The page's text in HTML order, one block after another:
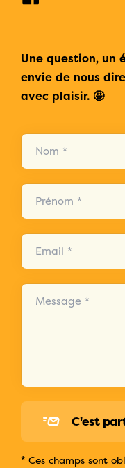
Une question, un
envie de nous
avec plaisir. 🤩
Nom *
Prénom *
Email *
Message *
C'est
* Ces champs sont